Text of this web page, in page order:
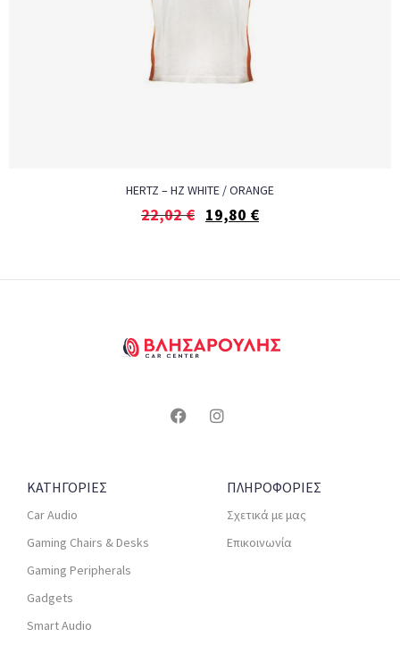
HERTZ – HZ WHITE / ORANGE
22,02€ 19,80 €
ΚΑΤΗΓΟΡΙΕΣ
Car Audio
Gaming Chairs & Desks
Gaming Peripherals
Gadgets
Smart Audio
ΠΛΗΡΟΦΟΡΙΕΣ
Σχετικά με μας
Επικοινωνία